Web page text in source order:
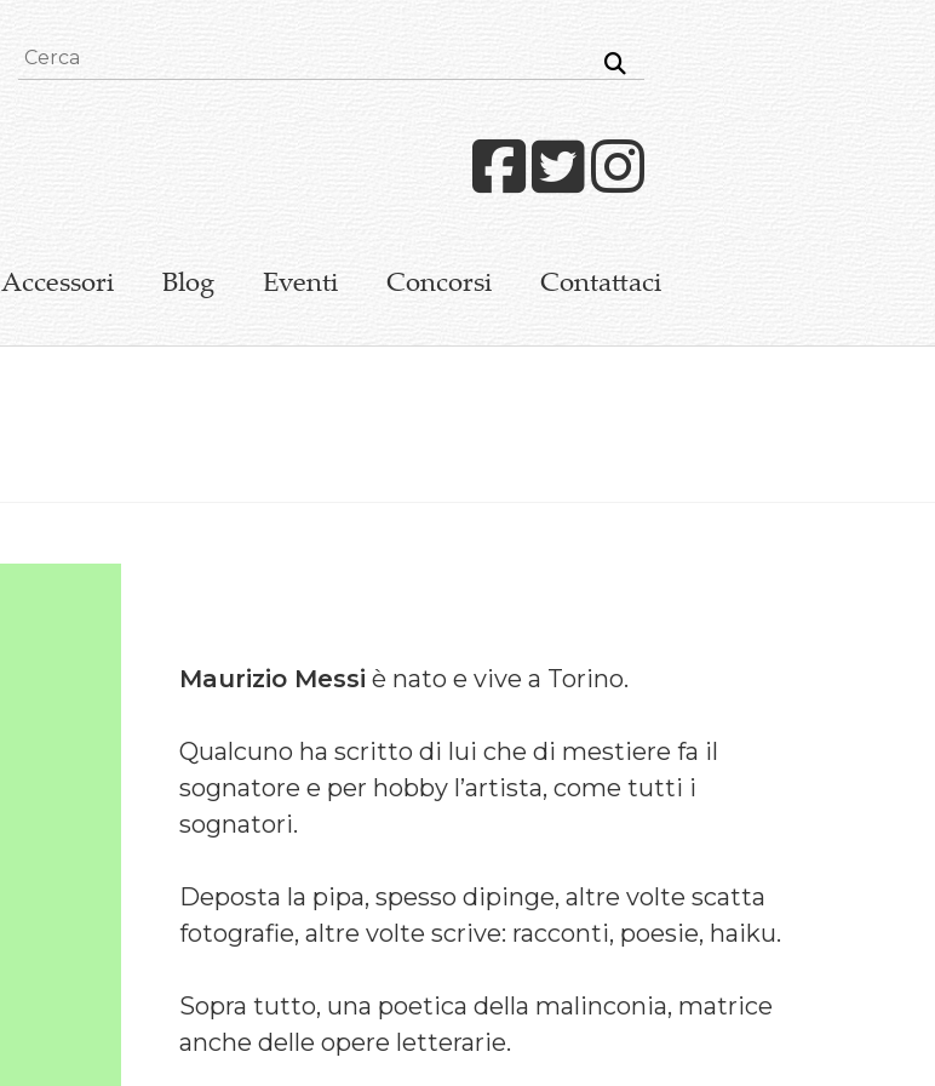
Facebook
Twitter
Accessori Blog Eventi Concorsi Contattaci
Maurizio Messi è nato e vive a Torino.
Qualcuno ha scritto di lui che di mestiere fa il
sognatore e per hobby l’artista, come tutti i
sognatori.
Deposta la pipa, spesso dipinge, altre volte scatta
fotografie, altre volte scrive: racconti, poesie, haiku.
Sopra tutto, una poetica della malinconia, matrice
anche delle opere letterarie.